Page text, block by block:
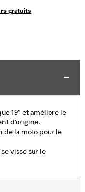
gratuits
19" et améliore le
d'origine.
de la moto pour le
visse sur le